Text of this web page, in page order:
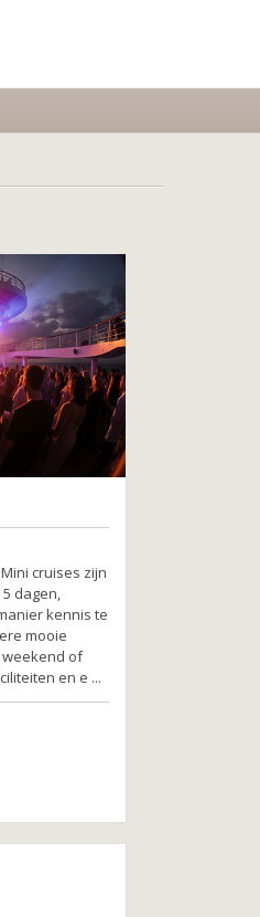
cruises zijn
dagen,
kennis te
mooie
of
en e ...